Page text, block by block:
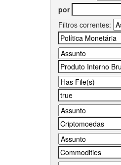
por
Filtros correntes: